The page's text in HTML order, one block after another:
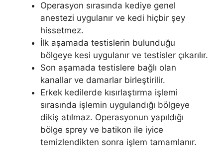
Operasyon sırasında kediye genel
anestezi uygulanır ve kedi hiçbir şey
hissetmez.
İlk aşamada testislerin bulunduğu
bölgeye kesi uygulanır ve testisler çıkarılır.
Son aşamada testislere bağlı olan
kanallar ve damarlar birleştirilir.
Erkek kedilerde kısırlaştırma işlemi
sırasında işlemin uygulandığı bölgeye
dikiş atılmaz. Operasyonun yapıldığı
bölge sprey ve batikon ile iyice
temizlendikten sonra işlem tamamlanır.